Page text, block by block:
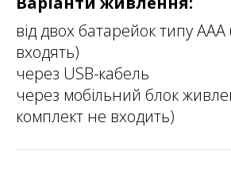
від двох батарейок типу
входять)
через USB-кабель
через мобільний блок
комплект не входить)